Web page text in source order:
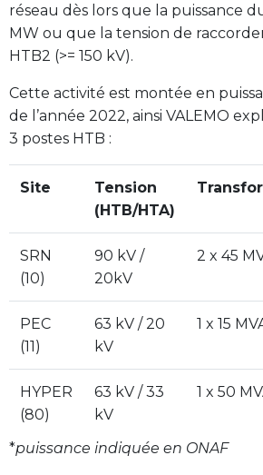
réseau dès lors que la puissance
MW ou que la tension de
HTB2 (>= 150 kV).
Cette activité est montée en
de l’année 2022, ainsi VALEMO
3 postes HTB :
Site
Tension
(HTB/HTA)
SRN
(10)
90 kV /
20kV
2 x 45
PEC
(11)
63 kV / 20
kV
1 x 15
HYPER
(80)
63 kV / 33
kV
1 x 50
*puissance indiquée en ONAF